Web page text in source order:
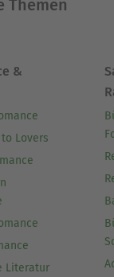
Themen
&
Lovers
Literatur